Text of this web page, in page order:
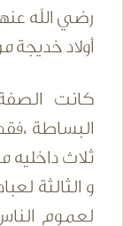
رضي الله
أولاد خديجة
كانت الصفة
البساطة
ثلاث داخليه
و الثالثة
لعموم